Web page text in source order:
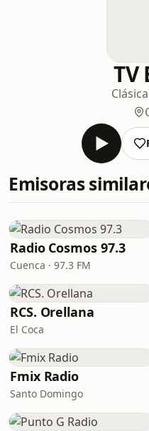
TV
Clásica
Emisoras
Radio Cosmos 97.3
Cuenca · 97.3 FM
RCS. Orellana
El Coca
Fmix Radio
Santo Domingo